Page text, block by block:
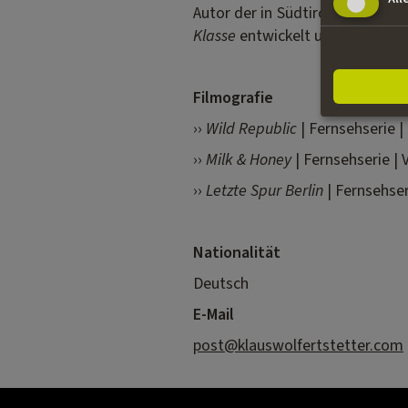
Autor der in Südtirol gedrehten
Klasse entwickelt und
Filmografie
›› Wild Republic | Fernsehserie
›› Milk & Honey| Fernsehserie |
›› Letzte Spur Berlin |
Nationalität
Deutsch
E-Mail
post@klauswolfertstetter.com